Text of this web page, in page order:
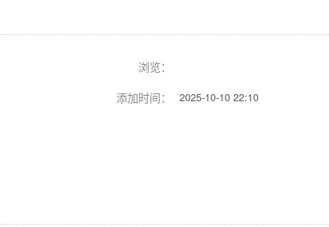
浏览：
添加时间：
2025-10-10 22:10